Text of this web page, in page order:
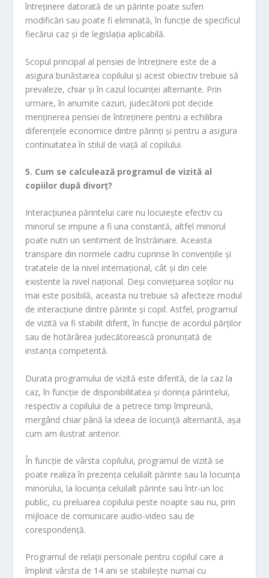
întreținere datorată de un părinte poate suferi
modificări sau poate fi eliminată, în funcție de specificul
fiecărui caz și de legislația aplicabilă.
Scopul principal al pensiei de întreținere este de a
asigura bunăstarea copilului și acest obiectiv trebuie să
prevaleze, chiar și în cazul locuinței alternante. Prin
urmare, în anumite cazuri, judecătorii pot decide
menținerea pensiei de întreținere pentru a echilibra
diferențele economice dintre părinți și pentru a asigura
continuitatea în stilul de viață al copilului.
5. Cum se calculează programul de vizită al
copiilor după divorț?
Interacțiunea părintelui care nu locuiește efectiv cu
minorul se impune a fi una constantă, altfel minorul
poate nutri un sentiment de înstrăinare. Aceasta
transpare din normele cadru cuprinse în convențiile și
tratatele de la nivel internațional, cât și din cele
existente la nivel național. Deși conviețuirea soților nu
mai este posibilă, aceasta nu trebuie să afecteze modul
de interacțiune dintre părinte și copil. Astfel, programul
de vizită va fi stabilit diferit, în funcție de acordul părților
sau de hotărârea judecătorească pronunțată de
instanța competentă.
Durata programului de vizită este diferită, de la caz la
caz, în funcție de disponibilitatea și dorința părintelui,
respectiv a copilului de a petrece timp împreună,
mergând chiar până la ideea de locuință alternantă, așa
cum am ilustrat anterior.
În funcție de vârsta copilului, programul de vizită se
poate realiza în prezența celuilalt părinte sau la locuința
minorului, la locuința celuilalt părinte sau într-un loc
public, cu preluarea copilului peste noapte sau nu, prin
mijloace de comunicare audio-video sau de
corespondență.
Programul de relații personale pentru copilul care a
împlinit vârsta de 14 ani se stabileşte numai cu